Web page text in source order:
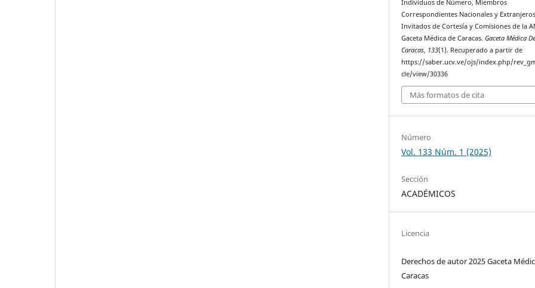
Individuos de Número, Miembros
Correspondientes Nacionales y
Invitados de Cortesía y Comisiones de la
Gaceta Médica de Caracas.Gaceta Médica De
Caracas, 133(1). Recuperado a partir de
https://saber.ucv.ve/ojs/index.php/
cle/view/30336
Más formatos de cita
Número
Vol. 133 Núm. 1 (2025)
Sección
ACADÉMICOS
Licencia
Derechos de autor 2025 Gaceta
Caracas